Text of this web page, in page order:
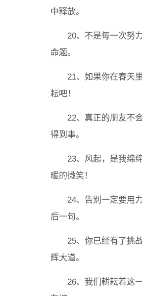
中释放。
20、不是每一次努力
命题。
21、如果你在春天里
耘吧！
22、真正的朋友不会
得到事。
23、风起，是我绵绵
暖的微笑！
24、告别一定要用力
后一句。
25、你已经有了挑战
辉大道。
26、我们耕耘着这一